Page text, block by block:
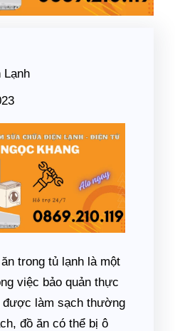
Lạnh
trong tủ lạnh là một
việc bảo quản thực
được làm sạch thường
đồ ăn có thể bị ô